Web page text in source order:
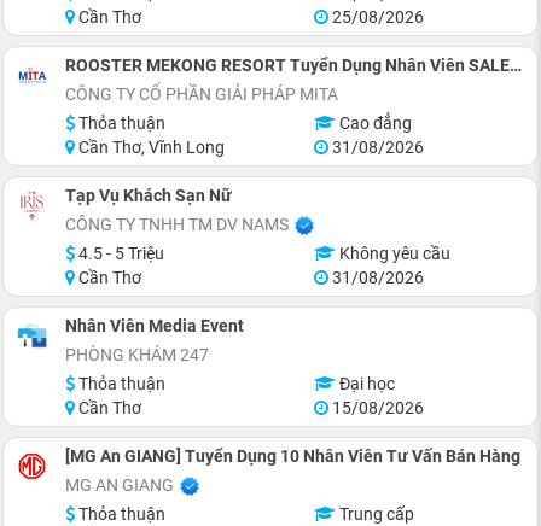
Cần Thơ
25/08/2026
ROOSTER MEKONG RESORT Tuyển Dụng Nhân Viên SALES (INBOUND & Phát Triển Đối Tác Lữ Hành)
CÔNG TY CỔ PHẦN GIẢI PHÁP MITA
Thỏa thuận
Cao đẳng
Cần Thơ, Vĩnh Long
31/08/2026
Tạp Vụ Khách Sạn Nữ
CÔNG TY TNHH TM DV NAMS
4.5 - 5 Triệu
Không yêu cầu
Cần Thơ
31/08/2026
Nhân Viên Media Event
PHÒNG KHÁM 247
Thỏa thuận
Đại học
Cần Thơ
15/08/2026
[MG An GIANG] Tuyển Dụng 10 Nhân Viên Tư Vấn Bán Hàng
MG AN GIANG
Thỏa thuận
Trung cấp